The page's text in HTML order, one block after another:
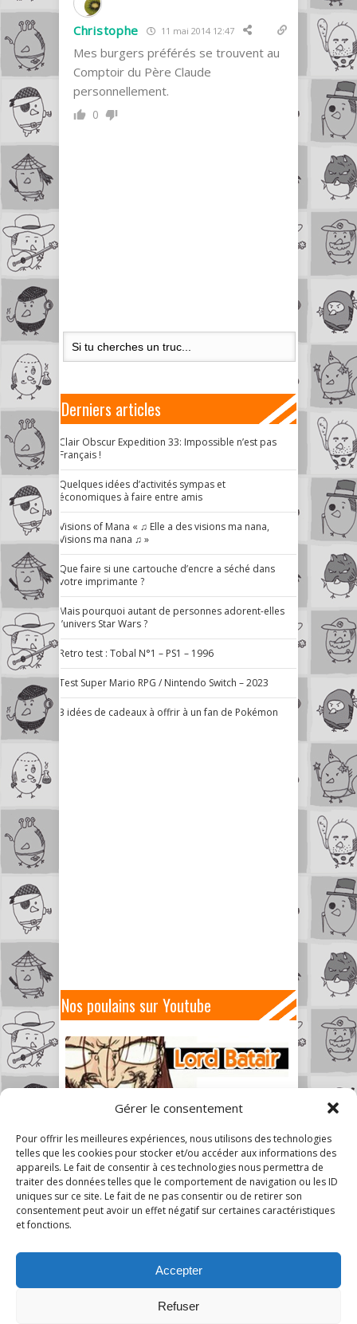
Gérer le consentement
Pour offrir les meilleures expériences, nous utilisons des technologies
telles que les cookies pour stocker et/ou accéder aux informations des
appareils. Le fait de consentir à ces technologies nous permettra de
traiter des données telles que le comportement de navigation ou les ID
uniques sur ce site. Le fait de ne pas consentir ou de retirer son
consentement peut avoir un effet négatif sur certaines caractéristiques
et fonctions.
Accepter
Refuser
Christophe 11 mai 2014 12:47
Mes burgers préférés se trouvent au
Comptoir du Père Claude
personnellement.
0
Derniers articles
Clair Obscur Expedition 33: Impossible n’est pas
Français !
Quelques idées d’activités sympas et
économiques à faire entre amis
Visions of Mana « ♫ Elle a des visions ma nana,
Visions ma nana ♫ »
Que faire si une cartouche d’encre a séché dans
votre imprimante ?
Mais pourquoi autant de personnes adorent-elles
l’univers Star Wars ?
Retro test : Tobal N°1 – PS1 – 1996
Test Super Mario RPG / Nintendo Switch – 2023
3 idées de cadeaux à offrir à un fan de Pokémon
Nos poulains sur Youtube